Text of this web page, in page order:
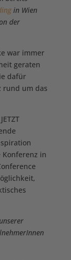
in Wien
der
war immer
geraten
dafür
rund um das
in